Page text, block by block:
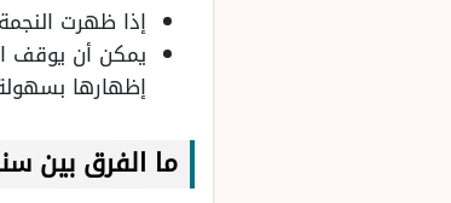
إذا ظهرت
يمكن أن يوقف
إظهارها
ما الفرق بين